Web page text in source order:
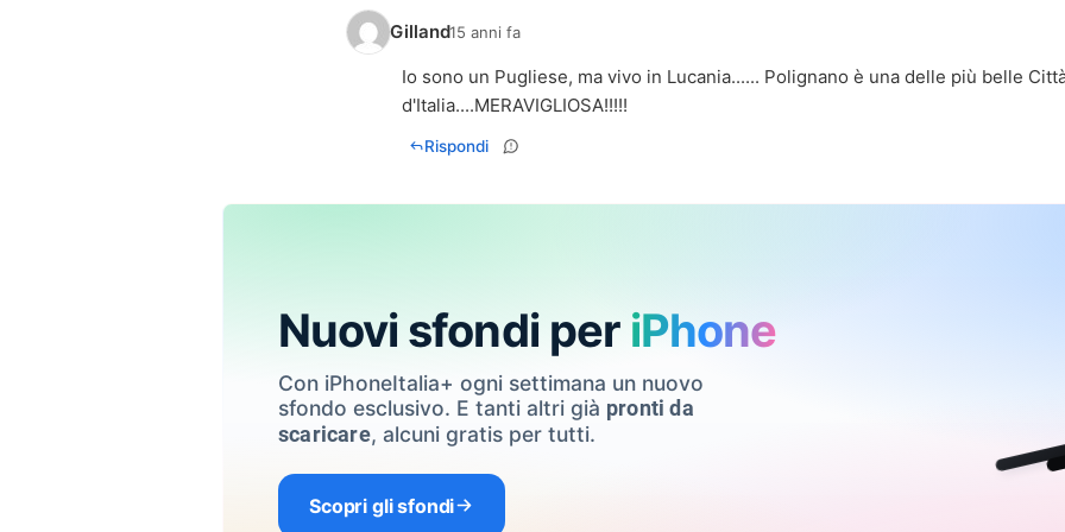
Gilland15 anni fa
Io sono un Pugliese, ma vivo in Lucania...... Polignano è una delle più belle
d'Italia....MERAVIGLIOSA!!!!!
Rispondi
Nuovi sfondi per iPhone
Con iPhoneItalia+ ogni settimana un nuovo
sfondo esclusivo. E tanti altri già pronti da
scaricare, alcuni gratis per tutti.
Scopri gli sfondi